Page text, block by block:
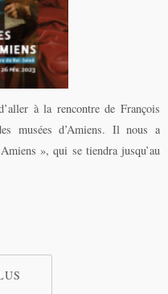
à la rencontre de François
musées d’Amiens. Il nous a
», qui se tiendra jusqu’au